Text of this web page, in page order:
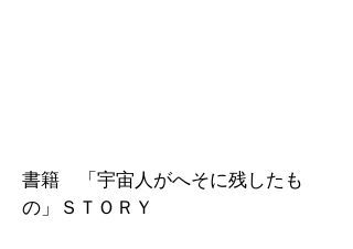
sho
​書籍 「宇宙人がへそに残したも
の」ＳＴＯＲＹ